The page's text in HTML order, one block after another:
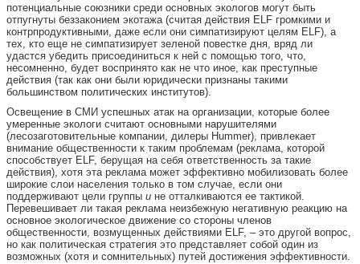
потенциальные союзники среди основных экологов могут быть
отпугнуты беззаконием экотажа (считая действия ELF громкими и
контрпродуктивными, даже если они симпатизируют целям ELF), а
тех, кто еще не симпатизирует зеленой повестке дня, вряд ли
удастся убедить присоединиться к ней с помощью того, что,
несомненно, будет воспринято как не что иное, как преступные
действия (так как они были юридически признаны такими
большинством политических институтов).
Освещение в СМИ успешных атак на организации, которые более
умеренные экологи считают основными нарушителями
(лесозаготовительные компании, дилеры Hummer), привлекает
внимание общественности к таким проблемам (реклама, которой
способствует ELF, берущая на себя ответственность за такие
действия), хотя эта реклама может эффективно мобилизовать более
широкие слои населения только в том случае, если они
поддерживают цели группы и не отталкиваются ее тактикой.
Перевешивает ли такая реклама неизбежную негативную реакцию на
основное экологическое движение со стороны членов
общественности, возмущенных действиями ELF, – это другой вопрос,
но как политическая стратегия это представляет собой один из
возможных (хотя и сомнительных) путей достижения эффективности.